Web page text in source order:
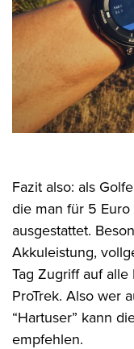
Fazit also: als
die man für 5
ausgestattet.
Akkuleistung,
Tag Zugriff auf
ProTrek. Also wer
“Hartuser” kann
empfehlen.